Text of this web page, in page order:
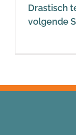
Drastisch
volgende